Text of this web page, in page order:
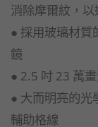
消除摩爾紋，
● 採用玻璃材質
鏡
● 2.5 吋 23 萬
● 大而明亮的光
輔助格線